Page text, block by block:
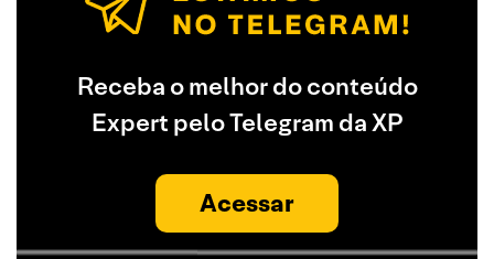
Receba o melhor do conteúdo
Expert pelo Telegram da XP
Acessar